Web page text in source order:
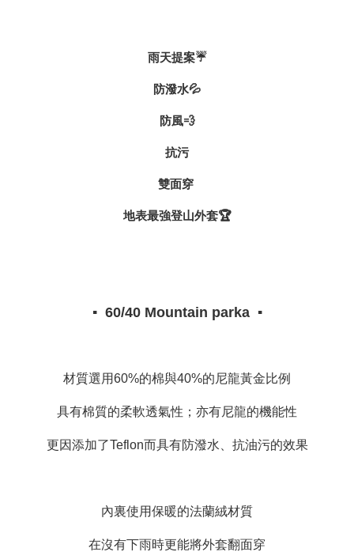
雨天提案☔️
防潑水💦
防風💨
抗污
雙面穿
地表最強登山外套🏆
▪️ 60/40 Mountain parka ▪️
材質選用60%的棉與40%的尼龍黃金比例
具有棉質的柔軟透氣性；亦有尼龍的機能性
更因添加了Teflon而具有防潑水、抗油污的效果
內裏使用保暖的法蘭絨材質
在沒有下雨時更能將外套翻面穿